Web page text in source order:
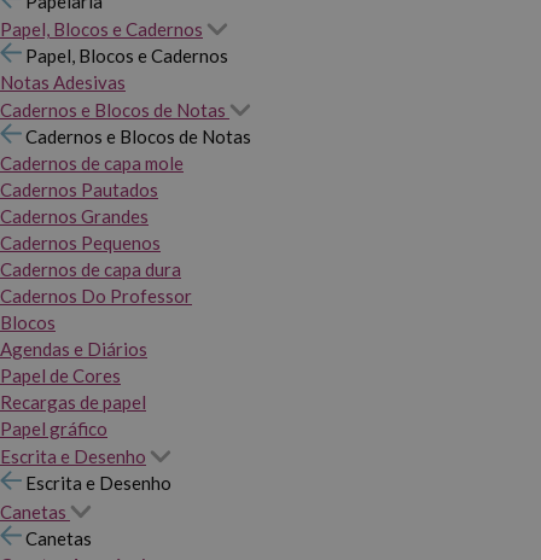
Papel, Blocos e Cadernos
Papel, Blocos e Cadernos
Notas Adesivas
Cadernos e Blocos de Notas
Cadernos e Blocos de Notas
Cadernos de capa mole
Cadernos Pautados
Cadernos Grandes
Cadernos Pequenos
Cadernos de capa dura
Cadernos Do Professor
Blocos
Agendas e Diários
Papel de Cores
Recargas de papel
Papel gráfico
Escrita e Desenho
Escrita e Desenho
Canetas
Canetas